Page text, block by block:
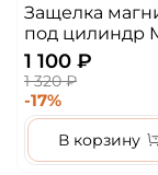
Защелка
под цилиндр
MM 2085 SN
Белый никель
1 100 ₽
1 320 ₽
-17%
В корзину